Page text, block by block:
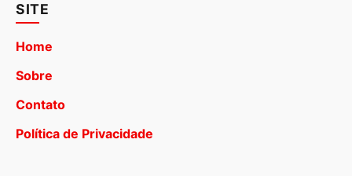
SITE
Home
Sobre
Contato
Política de Privacidade